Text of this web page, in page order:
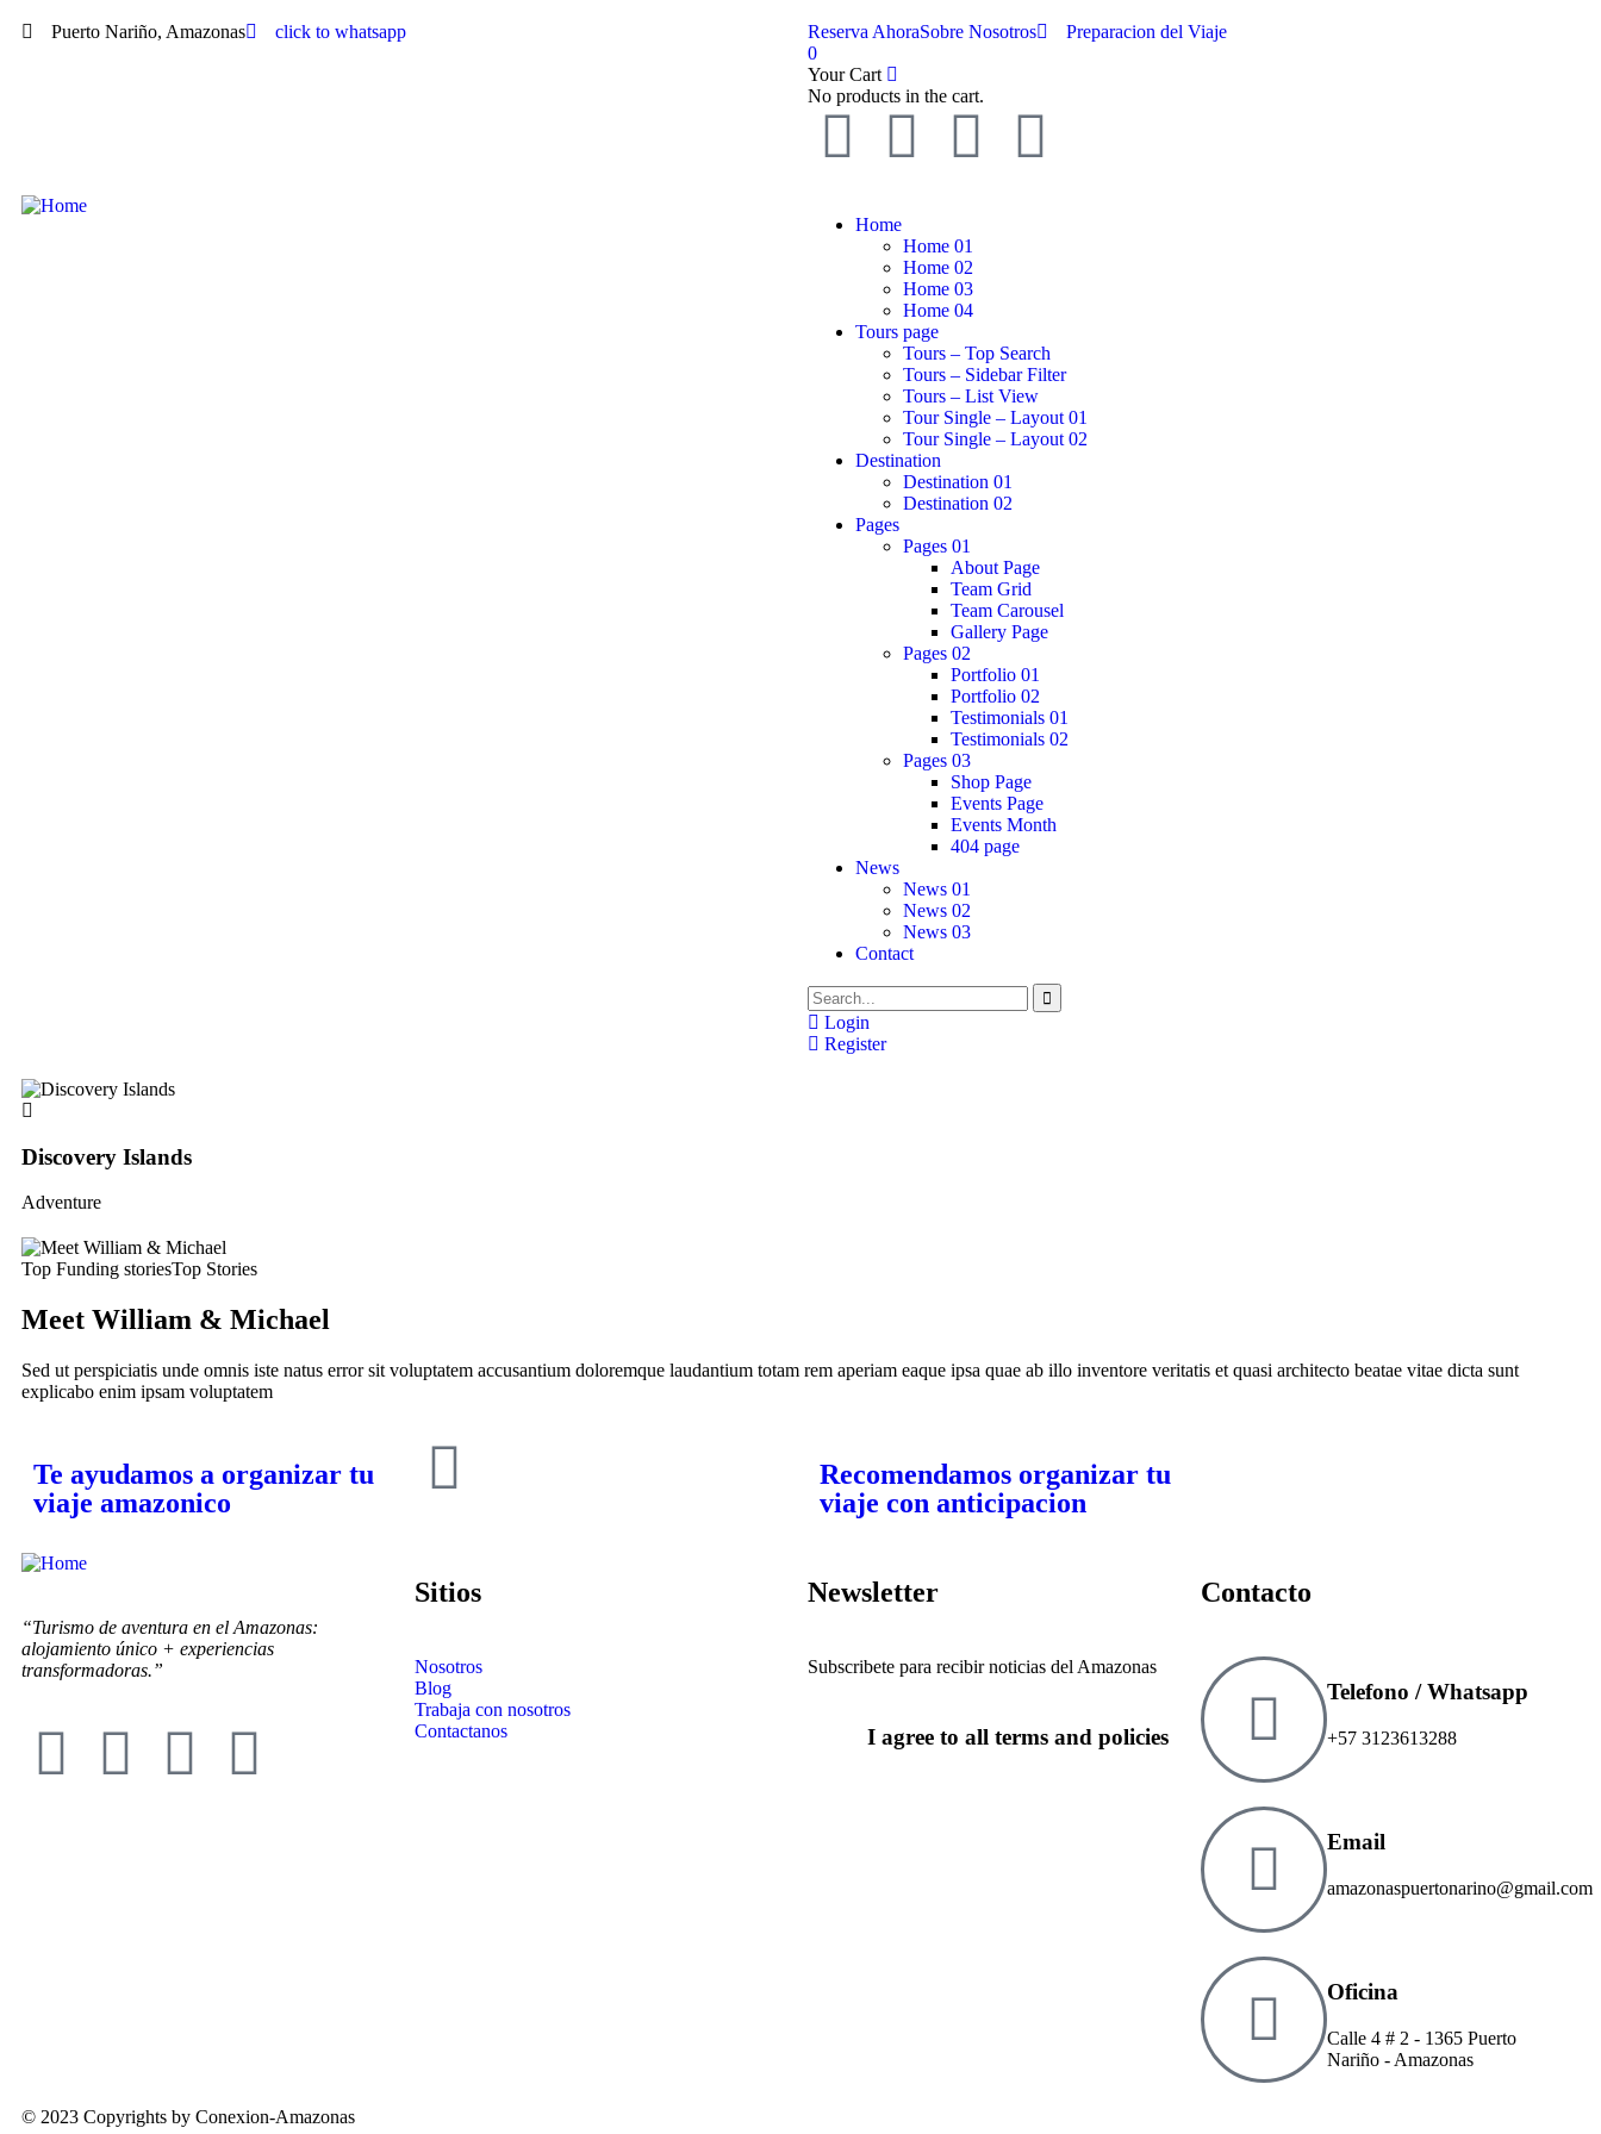
Puerto Nariño, Amazonas click to whatsapp Reserva AhoraSobre Nosotros
Preparacion del Viaje
0
Your Cart
No products in the cart.
Home
Home 01
Home 02
Home 03
Home 04
Tours page
Tours – Top Search
Tours – Sidebar Filter
Tours – List View
Tour Single – Layout 01
Tour Single – Layout 02
Destination
Destination 01
Destination 02
Pages
Pages 01
About Page
Team Grid
Team Carousel
Gallery Page
Pages 02
Portfolio 01
Portfolio 02
Testimonials 01
Testimonials 02
Pages 03
Shop Page
Events Page
Events Month
404 page
News
News 01
News 02
News 03
Contact
Login
Register
Discovery Islands
Adventure
Top Funding storiesTop Stories
Meet William & Michael
Sed ut perspiciatis unde omnis iste natus error sit voluptatem accusantium doloremque laudantium totam rem aperiam eaque ipsa quae ab illo inventore veritatis et quasi architecto beatae vitae dicta sunt
explicabo enim ipsam voluptatem
Te ayudamos a organizar tu
viaje amazonico
Recomendamos organizar tu
viaje con anticipacion
“Turismo de aventura en el Amazonas:
alojamiento único + experiencias
transformadoras.”
Sitios
Nosotros
Blog
Trabaja con nosotros
Contactanos
Newsletter
Subscribete para recibir noticias del Amazonas
I agree to all terms and policies
Contacto
Telefono / Whatsapp
+57 3123613288
Email
amazonaspuertonarino@gmail.com
Oficina
Calle 4 # 2 - 1365 Puerto
Nariño - Amazonas
© 2023 Copyrights by Conexion-Amazonas